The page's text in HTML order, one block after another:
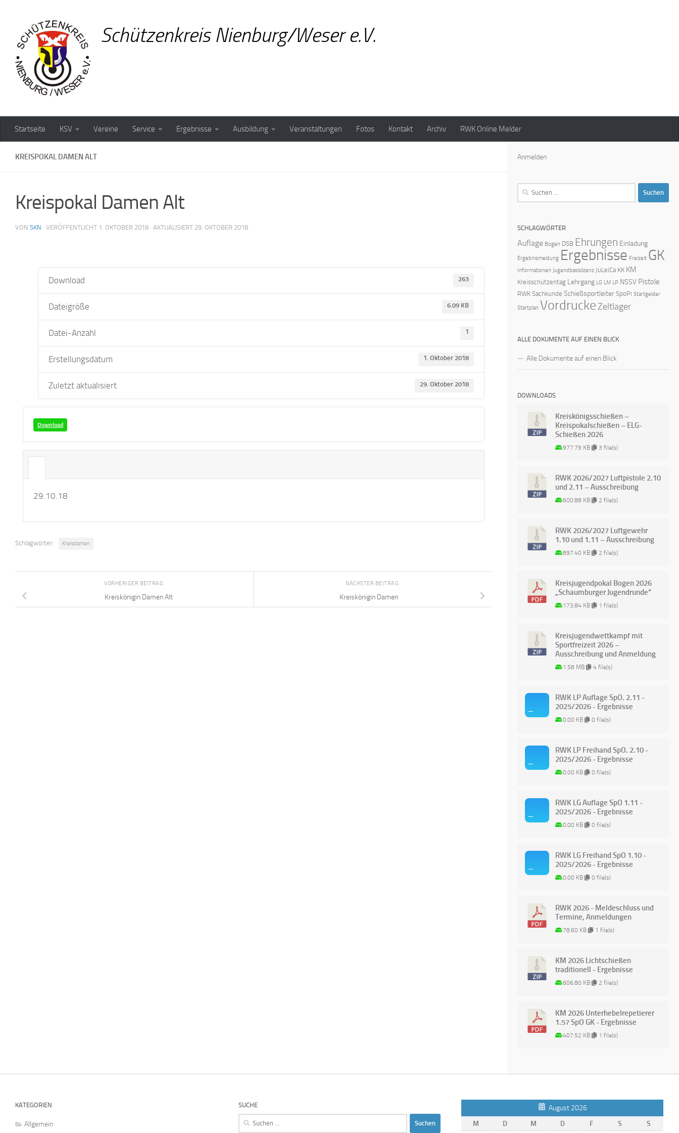
Schützenkreis Nienburg/Weser e.V.
Startseite KSV Vereine Service Ergebnisse Ausbildung Veranstaltungen Fotos Kontakt Archiv RWK Online Melder
KREISPOKAL DAMEN ALT
Kreispokal Damen Alt
VON SKN · VERÖFFENTLICHT 1. OKTOBER 2018 · AKTUALISIERT 29. OKTOBER 2018
Download 263
Dateigröße 6.09 KB
Datei-Anzahl 1
Erstellungsdatum 1. Oktober 2018
Zuletzt aktualisiert 29. Oktober 2018
Download
29.10.18
Schlagwörter: Kreisdamen
NÄCHSTER BEITRAG
Kreiskönigin Damen
VORHERIGER BEITRAG
Kreiskönigin Damen Alt
Anmelden
Suchen
SCHLAGWÖRTER
Auflage Bogen DSB Ehrungen Einladung
Ergebnismeldung Ergebnisse Freizeit GK
Informationen Jugendbasislizenz JuLeiCa KK KM
Kreisschützentag Lehrgang LG LM LP NSSV Pistole
RWK Sachkunde Schießsportleiter SpoPi Startgelder
Startplan VordruckeZeltlager
ALLE DOKUMENTE AUF EINEN BLICK
Alle Dokumente auf einen Blick
DOWNLOADS
Kreiskönigsschießen –
Kreispokalschießen – ELG-
Schießen 2026
977.79 KB 3 file(s)
RWK 2026/2027 Luftpistole 2.10
und 2.11 – Ausschreibung
600.88 KB 2 file(s)
RWK 2026/2027 Luftgewehr
1.10 und 1.11 – Ausschreibung
897.40 KB 2 file(s)
Kreisjugendpokal Bogen 2026
„Schaumburger Jugendrunde“
173.84 KB 1 file(s)
Kreisjugendwettkampf mit
Sportfreizeit 2026 –
Ausschreibung und Anmeldung
1.58 MB 4 file(s)
RWK LP Auflage SpO. 2.11 -
2025/2026 - Ergebnisse
0.00 KB 0 file(s)
RWK LP Freihand SpO. 2.10 -
2025/2026 - Ergebnisse
0.00 KB 0 file(s)
RWK LG Auflage SpO 1.11 -
2025/2026 - Ergebnisse
0.00 KB 0 file(s)
RWK LG Freihand SpO 1.10 -
2025/2026 - Ergebnisse
0.00 KB 0 file(s)
RWK 2026 - Meldeschluss und
Termine, Anmeldungen
78.60 KB 1 file(s)
KM 2026 Lichtschießen
traditionell - Ergebnisse
606.80 KB 2 file(s)
KM 2026 Unterhebelrepetierer
1.57 SpO GK - Ergebnisse
407.52 KB 1 file(s)
KATEGORIEN
Allgemein
SUCHE
Suchen
August 2026
M
D M D F S S